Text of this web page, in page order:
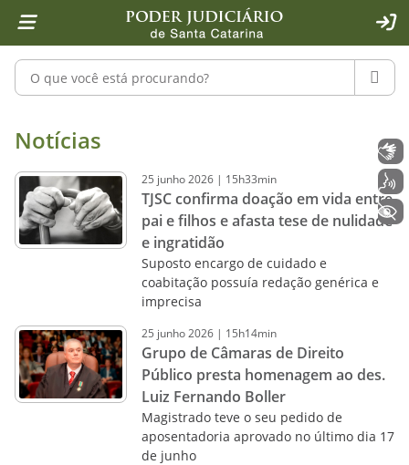
1 Ir para o conteúdo
2 Ir para a ferramenta de acessibilidade - Rybená
4 Ir para o menu principal
5 Ir para a pesquisa
6 Ir para o rodapé
7 Ir para a página inicial
Pesquisar no portal
Notícias - Imprensa - Poder
Notícias
25 junho2026 | 15h33min
TJSC confirma doação em vida entre
pai e filhos e afasta tese de nulidade
e ingratidão
Suposto encargo de cuidado e
coabitação possuía redação genérica e
imprecisa
25 junho2026 | 15h14min
Grupo de Câmaras de Direito
Público presta homenagem ao des.
Luiz Fernando Boller
Magistrado teve o seu pedido de
aposentadoria aprovado no último dia 17
de junho
+ Acessibilidade